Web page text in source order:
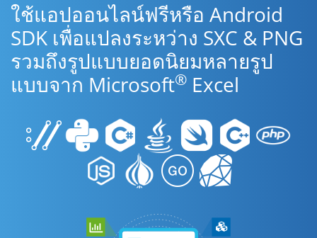
ใช้แอปออนไลน์ฟรีหรือ Android
SDK เพื่อแปลงระหว่าง SXC & PNG
รวมถึงรูปแบบยอดนิยมหลายรูป
แบบจาก Microsoft® Excel